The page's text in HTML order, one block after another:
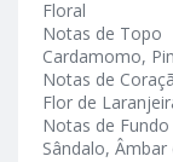
Floral
Notas de Topo
Cardamomo,
Notas de
Flor de
Notas de Fundo
Sândalo, Âmbar